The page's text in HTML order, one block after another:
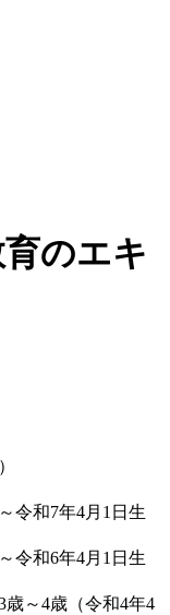
のエキ
令和7年4月1日生
令和6年4月1日生
～4歳（令和4年4